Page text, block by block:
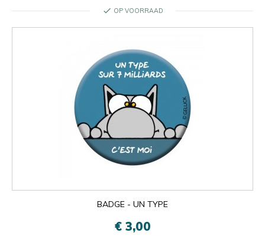
check OP VOORRAAD
BADGE - UN TYPE
€ 3,00